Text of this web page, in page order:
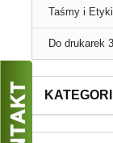
Taśmy i
Do drukarek